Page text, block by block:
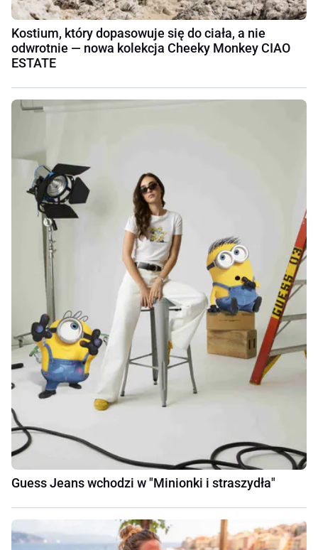
Kostium, który dopasowuje się do ciała, a nie
odwrotnie — nowa kolekcja Cheeky Monkey CIAO
ESTATE
Guess Jeans wchodzi w "Minionki i straszydła"